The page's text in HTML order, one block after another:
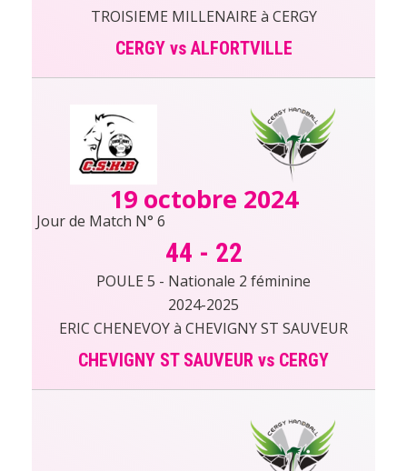
TROISIEME MILLENAIRE à CERGY
CERGY vs ALFORTVILLE
19 octobre 2024
Jour de Match N° 6
44 - 22
POULE 5 - Nationale 2 féminine
2024-2025
ERIC CHENEVOY à CHEVIGNY ST SAUVEUR
CHEVIGNY ST SAUVEUR vs CERGY